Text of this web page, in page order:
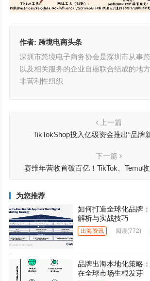
作者: 跨境电商头条
深圳市跨境电子商务协会是深圳市从事
以及相关服务的企业自愿联合结成的地
非营利性组织
上一篇
TikTokShop投入亿级资金推出“品牌
下一篇
赛维年营收首破百亿！TikTok、Temu
为您推荐
如何打造全球化品牌
解析与实战技巧
出海资讯 阅读(772)
品牌出海本地化策略
在全球市场生根发芽